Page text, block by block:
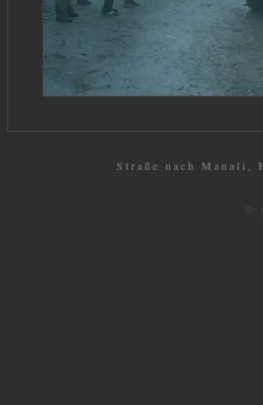
Straße nach Manali,
©